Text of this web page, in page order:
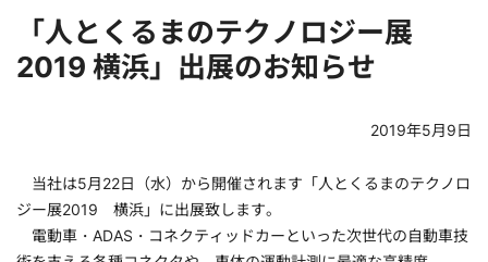
「人とくるまのテクノロジー展
2019 横浜」出展のお知らせ
2019年5月9日
当社は5月22日（水）から開催されます「人とくるまのテクノロ
ジー展2019 横浜」に出展致します。
電動車・ADAS・コネクティッドカーといった次世代の自動車技